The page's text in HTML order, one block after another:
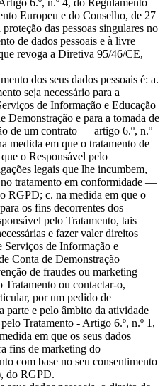
6.º, n.º 4, do Regulamento
Europeu e do Conselho, de 27
das pessoas singulares no
de dados pessoais e à livre
revoga a Diretiva 95/46/CE,
dos seus dados pessoais é: a.
seja necessário para a
de Informação e Educação
Demonstração e para a tomada de
de um contrato — artigo 6.º, n.º
medida em que o tratamento de
o Responsável pelo
legais que lhe incumbem,
tratamento em conformidade —
RGPD; c. na medida em que o
os fins decorrentes dos
pelo Tratamento, tais
e fazer valer direitos
Serviços de Informação e
Conta de Demonstração
de fraudes ou marketing
Tratamento ou contactar-o,
por um pedido de
parte e pelo âmbito da atividade
Tratamento - Artigo 6.º, n.º 1,
em que os seus dados
fins de marketing do
com base no seu consentimento
do RGPD.